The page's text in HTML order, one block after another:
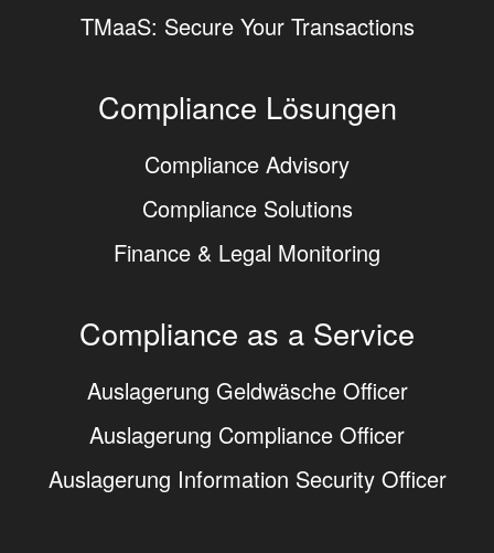
TMaaS: Secure Your Transactions
Compliance Lösungen
Compliance Advisory
Compliance Solutions
Finance & Legal Monitoring
Compliance as a Service
Auslagerung Geldwäsche Officer
Auslagerung Compliance Officer
Auslagerung Information Security Officer